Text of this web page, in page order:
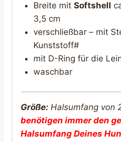
Breite mit Softshell
3,5 cm
verschließbar – mit
Kunststoff#
mit D-Ring für die
waschbar
Größe: Halsumfang von
benötigen immer den
Halsumfang Deines